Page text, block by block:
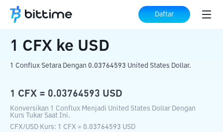
Daftar
Beranda Konverter Kripto ke USD
1 CFX ke USD
1 Conflux Setara Dengan 0.03764593 United States Dollar.
1 CFX = 0.03764593 USD
Konversikan 1 Conflux Menjadi United States Dollar Dengan
Kurs Tukar Saat Ini.
CFX/USD Kurs: 1 CFX = 0.03764593 USD